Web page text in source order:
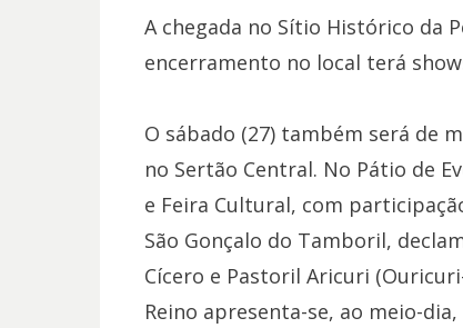
A chegada no Sítio Histórico da
encerramento no local terá
O sábado (27) também será de
no Sertão Central. No Pátio de
e Feira Cultural, com
São Gonçalo do Tamboril,
Cícero e Pastoril Aricuri
Reino apresenta-se, ao meio-